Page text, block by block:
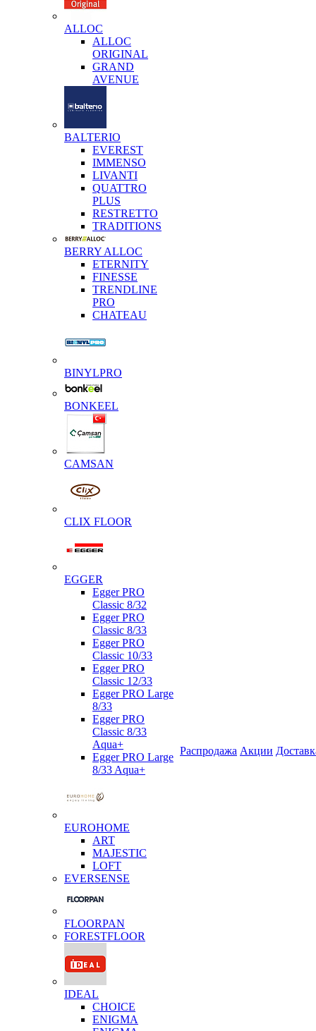
ALLOC
ALLOC
ORIGINAL
GRAND
AVENUE
BALTERIO
EVEREST
IMMENSO
LIVANTI
QUATTRO
PLUS
RESTRETTO
TRADITIONS
BERRY ALLOC
ETERNITY
FINESSE
TRENDLINE
PRO
CHATEAU
BINYLPRO
BONKEEL
CAMSAN
CLIX FLOOR
EGGER
Egger PRO
Classic 8/32
Egger PRO
Classic 8/33
Egger PRO
Classic 10/33
Egger PRO
Classic 12/33
Egger PRO Large
8/33
Egger PRO
Classic 8/33
Aqua+
Egger PRO Large
8/33 Aqua+
EUROHOME
ART
MAJESTIC
LOFT
EVERSENSE
FLOORPAN
FORESTFLOOR
IDEAL
CHOICE
ENIGMA
Распродажа Акции